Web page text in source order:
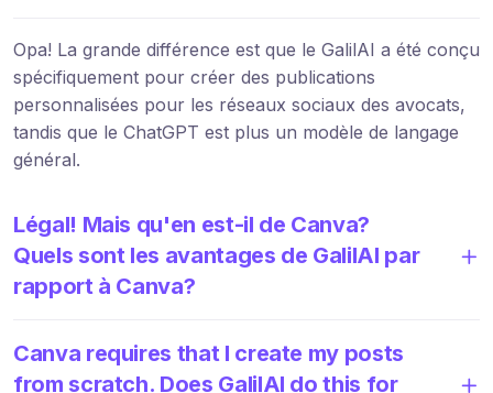
Opa! La grande différence est que le GalilAI a été conçu
spécifiquement pour créer des publications
personnalisées pour les réseaux sociaux des avocats,
tandis que le ChatGPT est plus un modèle de langage
général.
Légal! Mais qu'en est-il de Canva?
Quels sont les avantages de GalilAI par
rapport à Canva?
Canva requires that I create my posts
from scratch. Does GalilAI do this for